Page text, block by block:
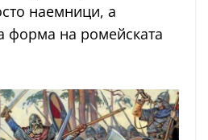
наемници, а
форма на ромейската